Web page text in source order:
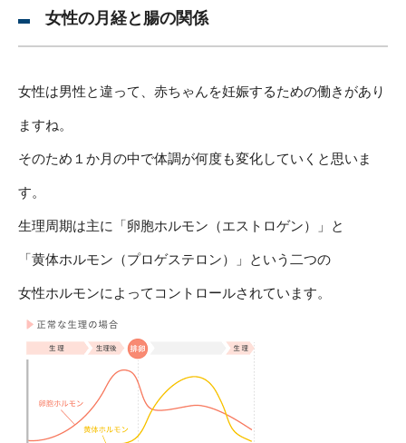
女性の月経と腸の関係
女性は男性と違って、赤ちゃんを妊娠するための働きがあり
ますね。
そのため１か月の中で体調が何度も変化していくと思いま
す。
生理周期は主に「卵胞ホルモン（エストロゲン）」と
「黄体ホルモン（プロゲステロン）」という二つの
女性ホルモンによってコントロールされています。